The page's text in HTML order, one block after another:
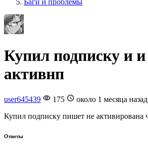
Баги и проблемы
Купил подписку и
активнп
user645439 175
около 1 месяца назад
Купил подписку пишет не активирована
Ответы